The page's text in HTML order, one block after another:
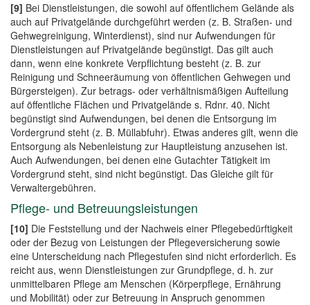
[9] Bei Dienstleistungen, die sowohl auf öffentlichem Gelände als
auch auf Privatgelände durchgeführt werden (z. B. Straßen- und
Gehwegreinigung, Winterdienst), sind nur Aufwendungen für
Dienstleistungen auf Privatgelände begünstigt. Das gilt auch
dann, wenn eine konkrete Verpflichtung besteht (z. B. zur
Reinigung und Schneeräumung von öffentlichen Gehwegen und
Bürgersteigen). Zur betrags- oder verhältnismäßigen Aufteilung
auf öffentliche Flächen und Privatgelände s. Rdnr. 40. Nicht
begünstigt sind Aufwendungen, bei denen die Entsorgung im
Vordergrund steht (z. B. Müllabfuhr). Etwas anderes gilt, wenn die
Entsorgung als Nebenleistung zur Hauptleistung anzusehen ist.
Auch Aufwendungen, bei denen eine Gutachter Tätigkeit im
Vordergrund steht, sind nicht begünstigt. Das Gleiche gilt für
Verwaltergebühren.
Pflege- und Betreuungsleistungen
[10] Die Feststellung und der Nachweis einer Pflegebedürftigkeit
oder der Bezug von Leistungen der Pflegeversicherung sowie
eine Unterscheidung nach Pflegestufen sind nicht erforderlich. Es
reicht aus, wenn Dienstleistungen zur Grundpflege, d. h. zur
unmittelbaren Pflege am Menschen (Körperpflege, Ernährung
und Mobilität) oder zur Betreuung in Anspruch genommen